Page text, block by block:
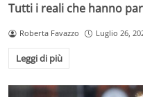
Tutti i reali che hanno
Roberta Favazzo Luglio 26,
Leggi di più